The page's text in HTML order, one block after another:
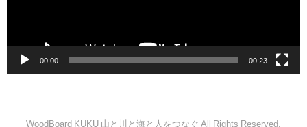
00:00 00:23
WoodBoard KUKU 山と川と海と人をつなぐ All Rights Reserved.